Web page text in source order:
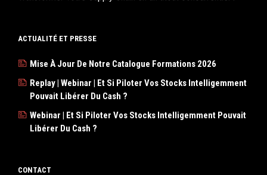
ACTUALITÉ ET PRESSE
Mise À Jour De Notre Catalogue Formations 2026
Replay | Webinar | Et Si Piloter Vos Stocks Intelligemment
Pouvait Libérer Du Cash ?
Webinar | Et Si Piloter Vos Stocks Intelligemment Pouvait
Libérer Du Cash ?
CONTACT